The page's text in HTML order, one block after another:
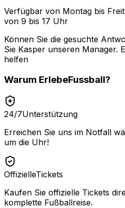
Verfügbar von Montag bis
von 9 bis 17 Uhr
Können Sie die gesuchte
Sie Kasper unseren Manager.
helfen
Warum ErlebeFussball?
24/7Unterstützung
Erreichen Sie uns im Notfall
um die Uhr!
OffizielleTickets
Kaufen Sie offizielle Tickets
komplette Fußballreise.